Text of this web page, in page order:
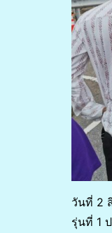
วันที่ 2
รุ่นที่ 1